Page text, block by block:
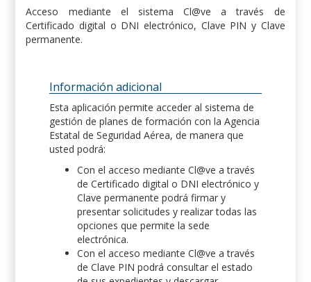
Acceso mediante el sistema Cl@ve a través de
Certificado digital o DNI electrónico, Clave PIN y Clave
permanente.
Información adicional
Esta aplicación permite acceder al sistema de
gestión de planes de formación con la Agencia
Estatal de Seguridad Aérea, de manera que
usted podrá:
Con el acceso mediante Cl@ve a través
de Certificado digital o DNI electrónico y
Clave permanente podrá firmar y
presentar solicitudes y realizar todas las
opciones que permite la sede
electrónica.
Con el acceso mediante Cl@ve a través
de Clave PIN podrá consultar el estado